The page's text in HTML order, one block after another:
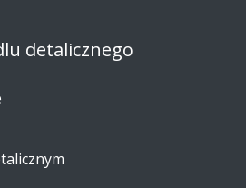
detalicznego